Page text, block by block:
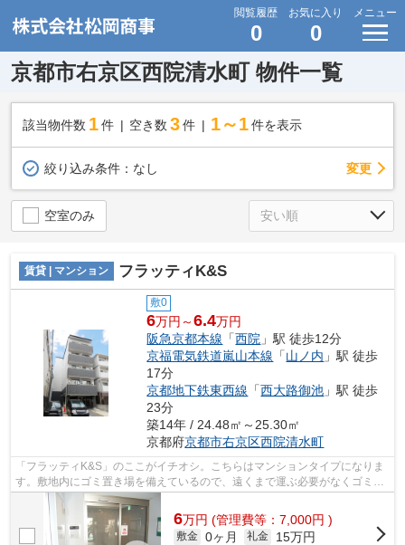
閲覧履歴
0
お気に入り
0
メニュー
京都市右京区西院清水町 物件一覧
該当物件数 1件 空き数 3 件 1～1 件を表示
絞り込み条件： なし 変更
空室のみ
賃貸 | マンション フラッティK&S
敷0
6万円～6.4万円
阪急京都本線 「西院 」駅 徒歩12分
京福電気鉄道嵐山本線 「山ノ内 」駅 徒歩
17分
京都地下鉄東西線 「西大路御池 」駅 徒歩
23分
築14年 / 24.48㎡～25.30㎡
京都府京都市右京区西院清水町
「フラッティK&S」のここがイチオシ。こちらはマンションタイプになりま
す。敷地内にゴミ置き場を備えているので、遠くまで運ぶ必要がなくゴミ出
しが楽になります。2駅利用可能な...
6万円 (管理費等：7,000円 )
敷金 0ヶ月 礼金
15万円